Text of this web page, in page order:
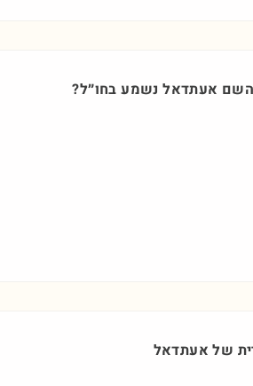
השם אעתדאלנשמע בחו״ל?
של אעתדאל